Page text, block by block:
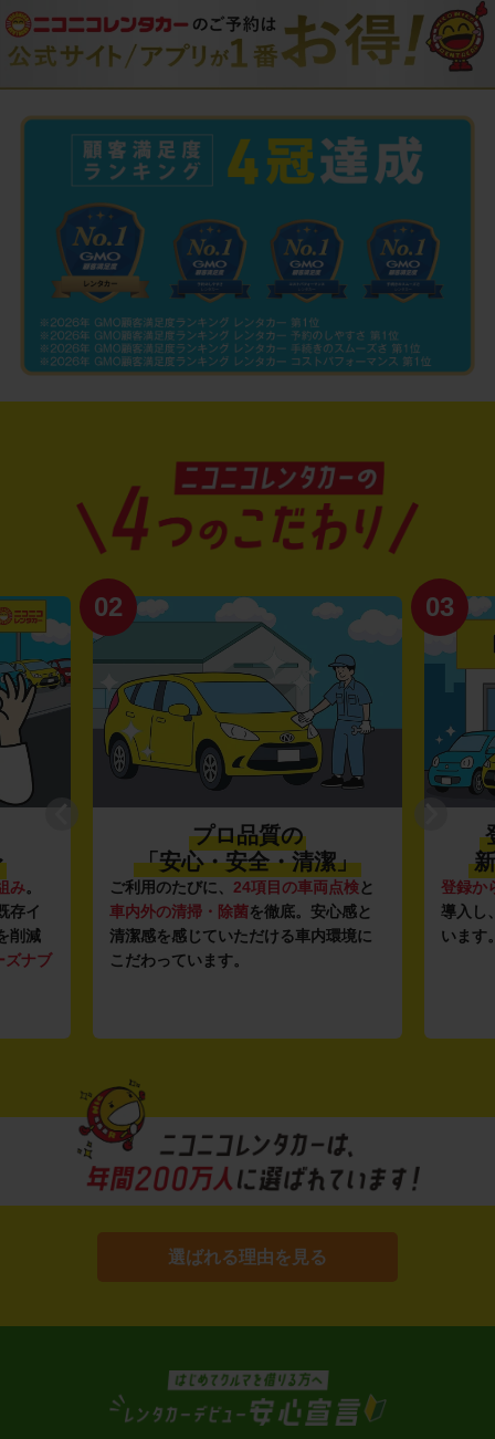
み。
存イ
削減
ズナブ
02
プロ品質の
「安心・安全・清潔」
ご利用のたびに、 24項目の車両点検と
車内外の清掃・除菌を徹底。安心感と
清潔感を感じていただける車内環境に
こだわっています。
03
登録か
導入し
います
選ばれる理由を見る